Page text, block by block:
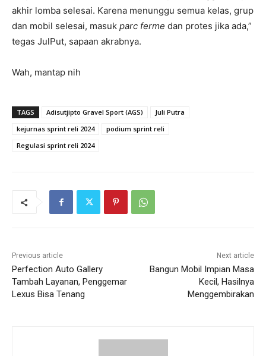
akhir lomba selesai. Karena menunggu semua kelas, grup
dan mobil selesai, masuk parc ferme dan protes jika ada,”
tegas JulPut, sapaan akrabnya.
Wah, mantap nih
TAGS Adisutjipto Gravel Sport (AGS)
Juli Putra
kejurnas sprint reli 2024
podium sprint reli
Regulasi sprint reli 2024
Previous article
Perfection Auto Gallery
Tambah Layanan, Penggemar
Lexus Bisa Tenang
Next article
Bangun Mobil Impian Masa
Kecil, Hasilnya
Menggembirakan